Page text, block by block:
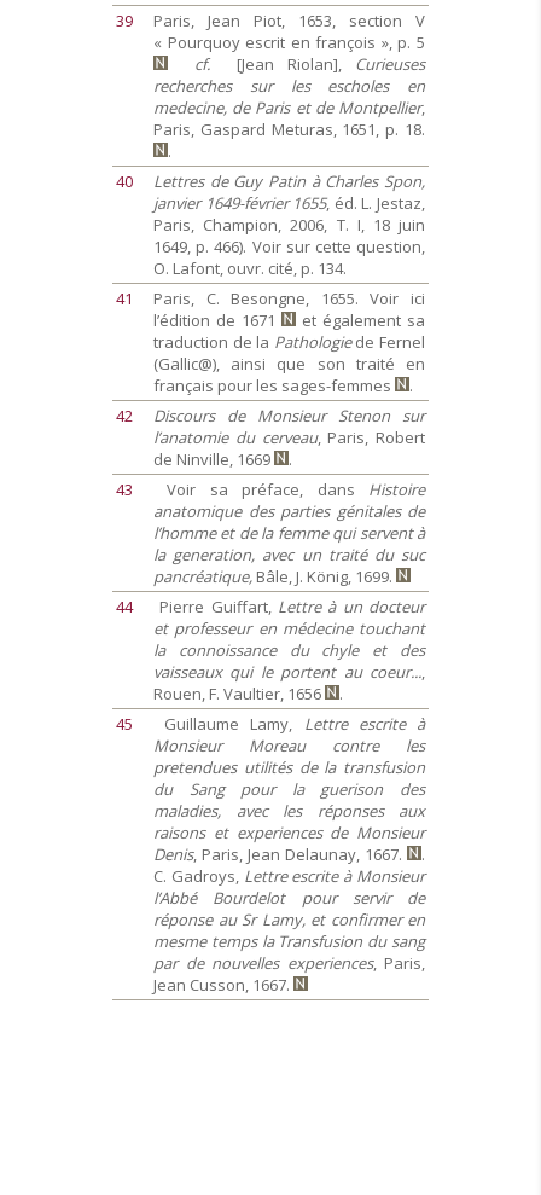
39
Paris, Jean Piot, 1653, section V
« Pourquoy escrit en françois », p. 5
cf.
[Jean Riolan], Curieuses
recherches sur les escholes en
medecine, de Paris et de Montpellier,
Paris, Gaspard Meturas, 1651, p. 18.
.
40
Lettres de Guy Patin à Charles Spon,
janvier 1649-février 1655, éd. L. Jestaz,
Paris, Champion, 2006, T. I, 18 juin
1649, p. 466). Voir sur cette question,
O. Lafont, ouvr. cité, p. 134.
41
Paris, C. Besongne, 1655. Voir ici
l’édition de 1671
et également sa
traduction de la Pathologiede Fernel
(Gallic@), ainsi que son traité en
français pour les sages-femmes
.
42
Discours de Monsieur Stenon sur
l’anatomie du cerveau, Paris, Robert
de Ninville, 1669
.
43
Voir sa préface, dans Histoire
anatomique des parties génitales de
l’homme et de la femme qui servent à
la generation, avec un traité du suc
pancréatique, Bâle, J. König, 1699.
44
Pierre Guiffart, Lettre à un docteur
et professeur en médecine touchant
la connoissance du chyle et des
vaisseaux qui le portent au coeur...,
Rouen, F. Vaultier, 1656
.
45
Guillaume Lamy, Lettre escrite à
Monsieur Moreau contre les
pretendues utilités de la transfusion
du Sang pour la guerison des
maladies, avec les réponses aux
raisons et experiences de Monsieur
Denis, Paris, Jean Delaunay, 1667.
.
C. Gadroys, Lettre escrite à Monsieur
l’Abbé Bourdelot pour servir de
réponse au Sr Lamy, et confirmer en
mesme temps la Transfusion du sang
par de nouvelles experiences, Paris,
Jean Cusson, 1667.